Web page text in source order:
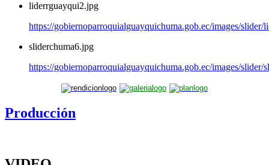
liderrguayqui2.jpg
https://gobiernoparroquialguayquichuma.gob.ec/images/slider/
sliderchuma6.jpg
https://gobiernoparroquialguayquichuma.gob.ec/images/slider/
Producción